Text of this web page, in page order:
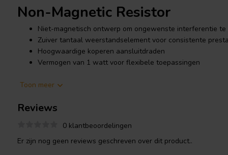
Non-Magnetic Resistor
Niet-magnetisch ontwerp om ongewenste interferentie te
Zuiver tantaal weerstandselement voor consistente
Hoogwaardige koperen aansluitdraden
Vermogen van 1 watt voor flexibele toepassingen
Productdetails Audio Note
Magnetic Resistor
Tantalum Non-Magnetic Resistor 1W
Toon meer
Reviews
0 klantbeoordelingen
Er zijn nog geen reviews geschreven over dit product..